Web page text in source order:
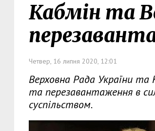
Кабмін та
Четвер, 16 липня 2020, 12:01
Верховна Рада України та
та перезавантаження в
суспільством.